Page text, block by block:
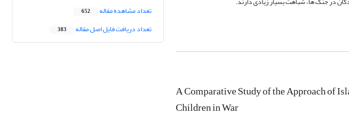
A Comparative Study of the Approach of
Children in War
تعداد مشاهده مقاله 652
تعداد دریافت فایل اصل مقاله 383